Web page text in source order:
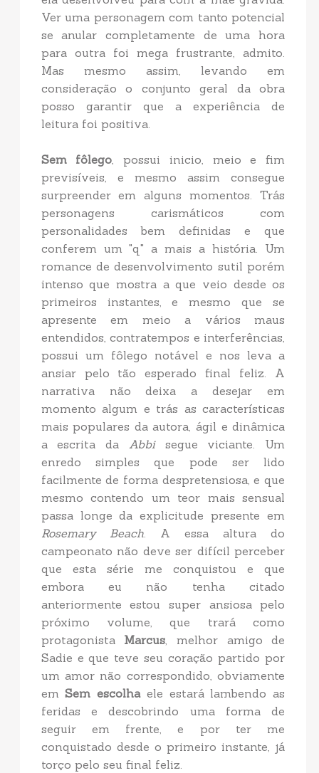
Ver uma personagem com tanto potencial
se anular completamente de uma hora
para outra foi mega frustrante, admito.
Mas mesmo assim, levando em
consideração o conjunto geral da obra
posso garantir que a experiência de
leitura foi positiva.
Sem fôlego, possui inicio, meio e fim
previsíveis, e mesmo assim consegue
surpreender em alguns momentos. Trás
personagens carismáticos com
personalidades bem definidas e que
conferem um "q" a mais a história. Um
romance de desenvolvimento sutil porém
intenso que mostra a que veio desde os
primeiros instantes, e mesmo que se
apresente em meio a vários maus
entendidos, contratempos e interferências,
possui um fôlego notável e nos leva a
ansiar pelo tão esperado final feliz. A
narrativa não deixa a desejar em
momento algum e trás as características
mais populares da autora, ágil e dinâmica
a escrita da Abbi segue viciante. Um
enredo simples que pode ser lido
facilmente de forma despretensiosa, e que
mesmo contendo um teor mais sensual
passa longe da explicitude presente em
Rosemary Beach. A essa altura do
campeonato não deve ser difícil perceber
que esta série me conquistou e que
embora eu não tenha citado
anteriormente estou super ansiosa pelo
próximo volume, que trará como
protagonista Marcus, melhor amigo de
Sadie e que teve seu coração partido por
um amor não correspondido, obviamente
emSem escolhaele estará lambendo as
feridas e descobrindo uma forma de
seguir em frente, e por ter me
conquistado desde o primeiro instante, já
torço pelo seu final feliz.